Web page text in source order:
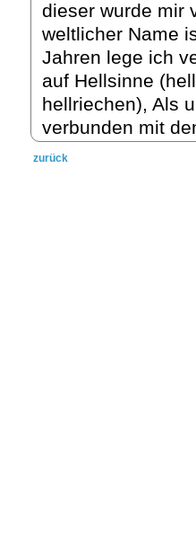
dieser wurde mir
weltlicher Name
Jahren lege ich
auf Hellsinne
hellriechen), Als
verbunden mit
zurück